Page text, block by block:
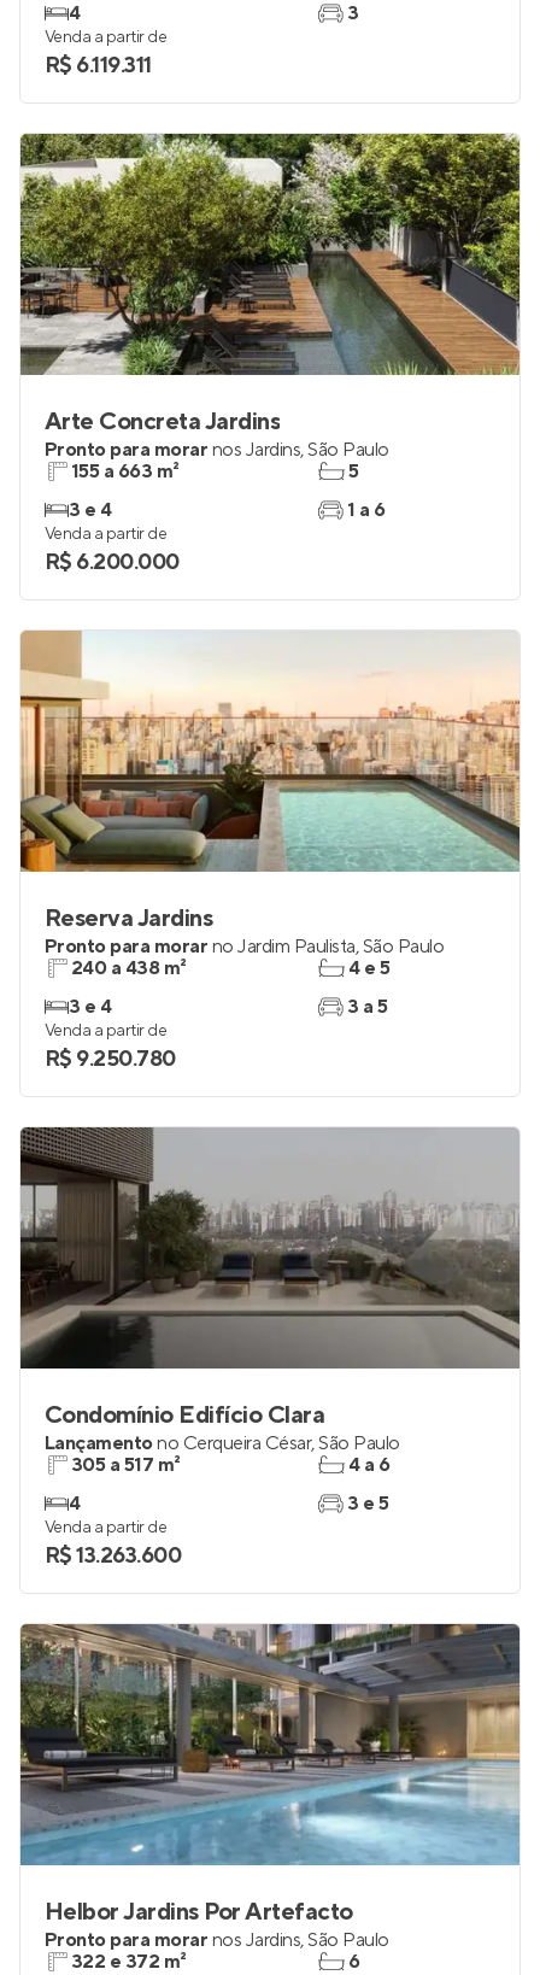
4
3
Venda a partir de
R$ 6.119.311
Arte Concreta Jardins
Pronto para morar nos Jardins,São Paulo
155 a 663 m²
3 e 4
5
1 a 6
Venda a partir de
R$ 6.200.000
Reserva Jardins
Pronto para morar no Jardim Paulista,São Paulo
240 a 438 m²
3 e 4
4 e 5
3 a 5
Venda a partir de
R$ 9.250.780
Condomínio Edifício Clara
Lançamentono Cerqueira César,São Paulo
305 a 517 m²
4
4 a 6
3 e 5
Venda a partir de
R$ 13.263.600
Helbor Jardins Por Artefacto
Pronto para morar nos Jardins,São Paulo
322 e 372 m²
6